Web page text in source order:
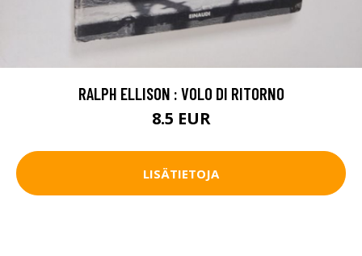
RALPH ELLISON : VOLO DI RITORNO
8.5 EUR
LISÄTIETOJA